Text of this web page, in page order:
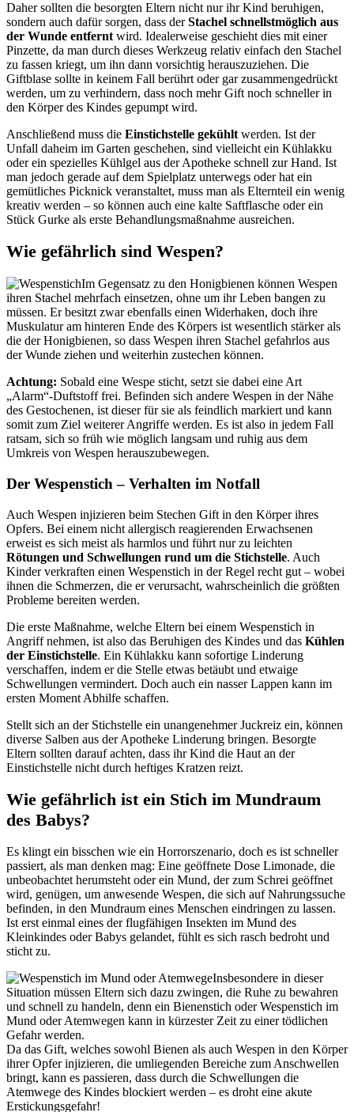
Daher sollten die besorgten Eltern nicht nur ihr Kind beruhigen,
sondern auch dafür sorgen, dass derStachel schnellstmöglich aus
der Wunde entfernt wird. Idealerweise geschieht dies mit einer
Pinzette, da man durch dieses Werkzeug relativ einfach den Stachel
zu fassen kriegt, um ihn dann vorsichtig herauszuziehen. Die
Giftblase sollte in keinem Fall berührt oder gar zusammengedrückt
werden, um zu verhindern, dass noch mehr Gift noch schneller in
den Körper des Kindes gepumpt wird.
Anschließend muss die Einstichstelle gekühlt werden. Ist der
Unfall daheim im Garten geschehen, sind vielleicht ein Kühlakku
oder ein spezielles Kühlgel aus der Apotheke schnell zur Hand. Ist
man jedoch gerade auf dem Spielplatz unterwegs oder hat ein
gemütliches Picknick veranstaltet, muss man als Elternteil ein wenig
kreativ werden – so können auch eine kalte Saftflasche oder ein
Stück Gurke als erste Behandlungsmaßnahme ausreichen.
Wie gefährlich sind Wespen?
Im Gegensatz zu den Honigbienen können Wespen
ihren Stachel mehrfach einsetzen, ohne um ihr Leben bangen zu
müssen. Er besitzt zwar ebenfalls einen Widerhaken, doch ihre
Muskulatur am hinteren Ende des Körpers ist wesentlich stärker als
die der Honigbienen, so dass Wespen ihren Stachel gefahrlos aus
der Wunde ziehen und weiterhin zustechen können.
Achtung: Sobald eine Wespe sticht, setzt sie dabei eine Art
„Alarm“-Duftstoff frei. Befinden sich andere Wespen in der Nähe
des Gestochenen, ist dieser für sie als feindlich markiert und kann
somit zum Ziel weiterer Angriffe werden. Es ist also in jedem Fall
ratsam, sich so früh wie möglich langsam und ruhig aus dem
Umkreis von Wespen herauszubewegen.
Der Wespenstich – Verhalten im Notfall
Auch Wespen injizieren beim Stechen Gift in den Körper ihres
Opfers. Bei einem nicht allergisch reagierenden Erwachsenen
erweist es sich meist als harmlos und führt nur zu leichten
Rötungen und Schwellungen rund um die Stichstelle. Auch
Kinder verkraften einen Wespenstich in der Regel recht gut – wobei
ihnen die Schmerzen, die er verursacht, wahrscheinlich die größten
Probleme bereiten werden.
Die erste Maßnahme, welche Eltern bei einem Wespenstich in
Angriff nehmen, ist also das Beruhigen des Kindes und das Kühlen
der Einstichstelle. Ein Kühlakku kann sofortige Linderung
verschaffen, indem er die Stelle etwas betäubt und etwaige
Schwellungen vermindert. Doch auch ein nasser Lappen kann im
ersten Moment Abhilfe schaffen.
Stellt sich an der Stichstelle ein unangenehmer Juckreiz ein, können
diverse Salben aus der Apotheke Linderung bringen. Besorgte
Eltern sollten darauf achten, dass ihr Kind die Haut an der
Einstichstelle nicht durch heftiges Kratzen reizt.
Wie gefährlich ist ein Stich im Mundraum
des Babys?
Es klingt ein bisschen wie ein Horrorszenario, doch es ist schneller
passiert, als man denken mag: Eine geöffnete Dose Limonade, die
unbeobachtet herumsteht oder ein Mund, der zum Schrei geöffnet
wird, genügen, um anwesende Wespen, die sich auf Nahrungssuche
befinden, in den Mundraum eines Menschen eindringen zu lassen.
Ist erst einmal eines der flugfähigen Insekten im Mund des
Kleinkindes oder Babys gelandet, fühlt es sich rasch bedroht und
sticht zu.
Insbesondere in dieser
Situation müssen Eltern sich dazu zwingen, die Ruhe zu bewahren
und schnell zu handeln, denn ein Bienenstich oder Wespenstich im
Mund oder Atemwegen kann in kürzester Zeit zu einer tödlichen
Gefahr werden.
Da das Gift, welches sowohl Bienen als auch Wespen in den Körper
ihrer Opfer injizieren, die umliegenden Bereiche zum Anschwellen
bringt, kann es passieren, dass durch die Schwellungen die
Atemwege des Kindes blockiert werden – es droht eine akute
Erstickungsgefahr!